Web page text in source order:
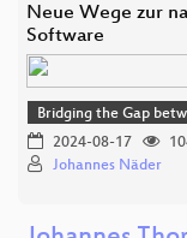
Neue Wege zur
Software
Bridging the Gap
2024-08-17
Johannes Näder